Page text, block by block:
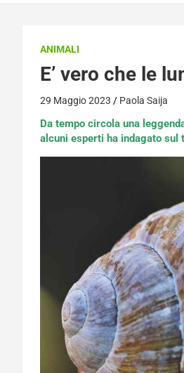
ANIMALI
E’ vero che le
29 Maggio 2023 Paola Saija
Da tempo circola una
alcuni esperti ha indagato sul